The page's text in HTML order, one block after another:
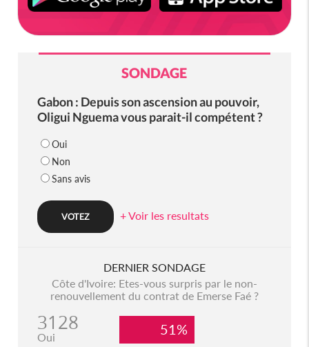
SONDAGE
Gabon : Depuis son ascension au pouvoir,
Oligui Nguema vous parait-il compétent ?
Oui
Non
Sans avis
+ Voir les resultats
DERNIER SONDAGE
Côte d'Ivoire: Etes-vous surpris par le non-
renouvellement du contrat de Emerse Faé ?
3128
Oui 51%